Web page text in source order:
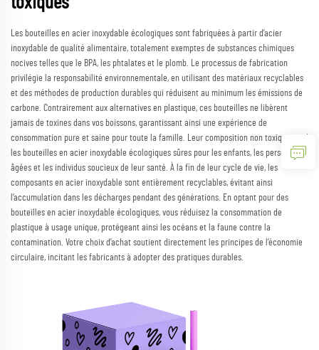
Les bouteilles en acier inoxydable écologiques sont fabriquées à partir d’acier
inoxydable de qualité alimentaire, totalement exemptes de substances chimiques
nocives telles que le BPA, les phtalates et le plomb. Le processus de fabrication
privilégie la responsabilité environnementale, en utilisant des matériaux recyclables
et des méthodes de production durables qui réduisent au minimum les émissions de
carbone. Contrairement aux alternatives en plastique, ces bouteilles ne libèrent
jamais de toxines dans vos boissons, garantissant ainsi une expérience de
consommation pure et saine pour toute la famille. Leur composition non toxique rend
les bouteilles en acier inoxydable écologiques sûres pour les enfants, les personnes
âgées et les individus soucieux de leur santé. À la fin de leur cycle de vie, les
composants en acier inoxydable sont entièrement recyclables, évitant ainsi
l’accumulation dans les décharges pendant des générations. En optant pour des
bouteilles en acier inoxydable écologiques, vous réduisez la consommation de
plastique à usage unique, protégeant ainsi les océans et la faune contre la
contamination. Votre choix d’achat soutient directement les principes de l’économie
circulaire, incitant les fabricants à adopter des pratiques durables.